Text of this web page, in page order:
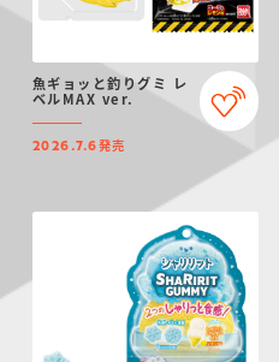
魚ギョッと釣りグミ レ
ベルMAX ver.
2026.7.6発売